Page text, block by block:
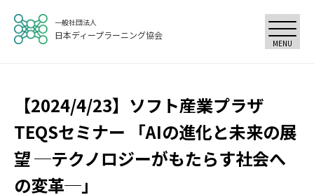
一般社団法人
日本ディープラーニング協会
MENU
【2024/4/23】ソフト産業プラザ
TEQSセミナー 「AIの進化と未来の展
望 ─テクノロジーがもたらす社会へ
の変革─」